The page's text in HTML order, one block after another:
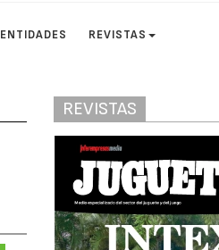
ENTIDADES REVISTAS
REVISTAS